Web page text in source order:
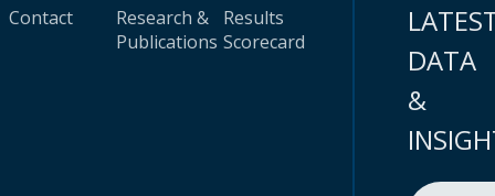
Contact
Research &
Publications
Results
Scorecard
DATA
&